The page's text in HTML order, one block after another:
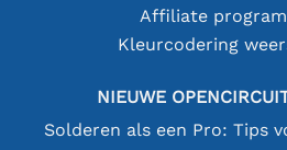
Affiliate
Kleurcodering
NIEUWE